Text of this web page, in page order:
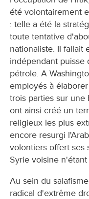
été volontairement
: telle a été la
toute tentative
nationaliste. Il fallait
indépendant puisse
pétrole. A
employés à
trois parties sur une
ont ainsi créé un
religieux les plus
encore resurgi
volontiers offert ses
Syrie voisine
Au sein du
radical d'extrême